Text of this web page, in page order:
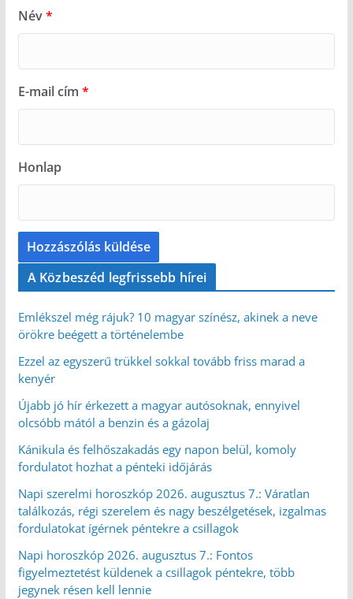
Név*
E-mail cím *
Honlap
A Közbeszéd legfrissebb hírei
Emlékszel még rájuk? 10 magyar színész, akinek a neve
örökre beégett a történelembe
Ezzel az egyszerű trükkel sokkal tovább friss marad a
kenyér
Újabb jó hír érkezett a magyar autósoknak, ennyivel
olcsóbb mától a benzin és a gázolaj
Kánikula és felhőszakadás egy napon belül, komoly
fordulatot hozhat a pénteki időjárás
Napi szerelmi horoszkóp 2026. augusztus 7.: Váratlan
találkozás, régi szerelem és nagy beszélgetések, izgalmas
fordulatokat ígérnek péntekre a csillagok
Napi horoszkóp 2026. augusztus 7.: Fontos
figyelmeztetést küldenek a csillagok péntekre, több
jegynek résen kell lennie